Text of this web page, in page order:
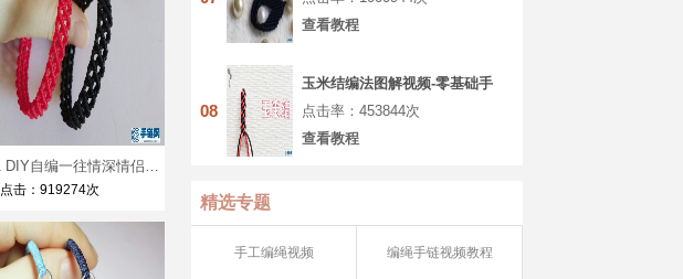
查看教程
08
玉米结编法图解视频-零基础手
工编绳入门
点击率：453844次
查看教程
精选专题
手工编绳视频 编绳手链视频教程
61 DIY自编一往情深情侣手绳视频教程
点击：919274次